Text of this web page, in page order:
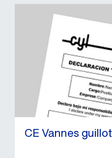
CE Vannes